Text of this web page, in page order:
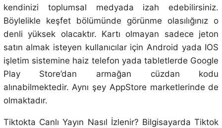
kendinizi toplumsal medyada izah edebilirsiniz.
Böylelikle keşfet bölümünde görünme olasılığınız o
denli yüksek olacaktır. Kartı olmayan sadece jeton
satın almak isteyen kullanıcılar için Android yada IOS
işletim sistemine haiz telefon yada tabletlerde Google
Play Store’dan armağan cüzdan kodu
alınabilmektedir. Aynı şey AppStore marketlerinde de
olmaktadır.
Tiktokta Canlı Yayın Nasıl İzlenir? Bilgisayarda Tiktok